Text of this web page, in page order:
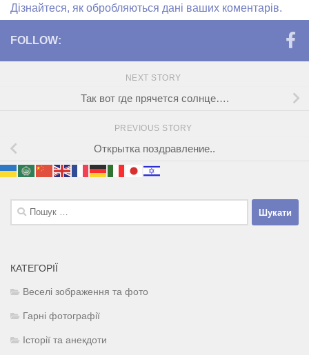
Дізнайтеся, як обробляються дані ваших коментарів.
FOLLOW:
NEXT STORY
Так вот где прячется солнце….
PREVIOUS STORY
Открытка поздравление..
Пошук:
КАТЕГОРІЇ
Веселі зображення та фото
Гарні фотографії
Історії та анекдоти